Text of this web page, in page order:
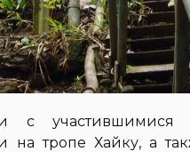
с участившимися
на тропе Хайку, а